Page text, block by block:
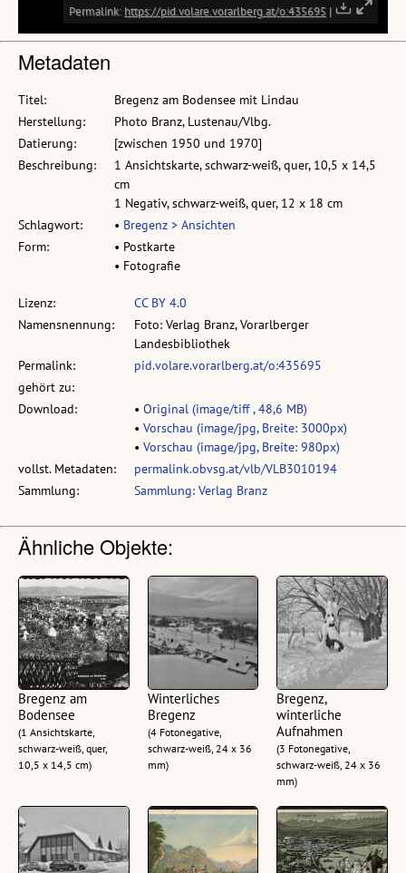
Metadaten
Titel:
Bregenz am Bodensee mit Lindau
Herstellung:
Photo Branz, Lustenau/Vlbg.
Datierung:
[zwischen 1950 und 1970]
Beschreibung:
1 Ansichtskarte, schwarz-weiß, quer, 10,5 x 14,5
cm
1 Negativ, schwarz-weiß, quer, 12 x 18 cm
Schlagwort:
• Bregenz > Ansichten
Form:
• Postkarte
• Fotografie
Lizenz:
CC BY 4.0
Namensnennung:
Foto: Verlag Branz, Vorarlberger
Landesbibliothek
Permalink:
pid.volare.vorarlberg.at/o:435695
gehört zu:
Download:
• Original (image/tiff , 48,6 MB)
• Vorschau (image/jpg, Breite: 3000px)
• Vorschau (image/jpg, Breite: 980px)
vollst. Metadaten:
permalink.obvsg.at/vlb/VLB3010194
Sammlung:
Sammlung: Verlag Branz
Ähnliche Objekte:
Bregenz am
Bodensee
(1 Ansichtskarte,
schwarz-weiß, quer,
10,5 x 14,5 cm)
Winterliches
Bregenz
(4 Fotonegative,
schwarz-weiß, 24 x 36
mm)
Bregenz,
winterliche
Aufnahmen
(3 Fotonegative,
schwarz-weiß, 24 x 36
mm)